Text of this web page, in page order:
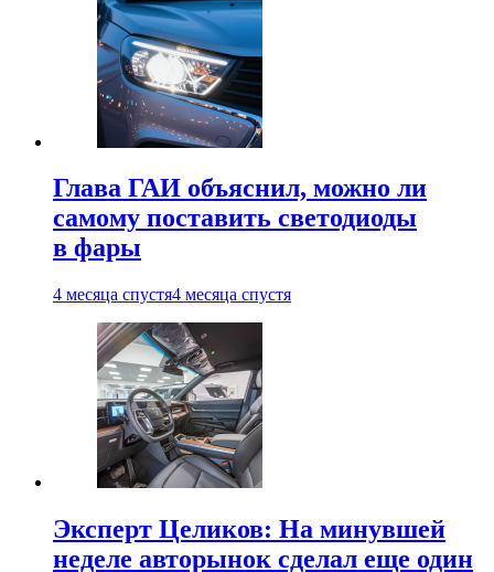
Глава ГАИ объяснил, можно ли
самому поставить светодиоды
в фары
4 месяца спустя4 месяца спустя
Эксперт Целиков: На минувшей
неделе авторынок сделал еще один